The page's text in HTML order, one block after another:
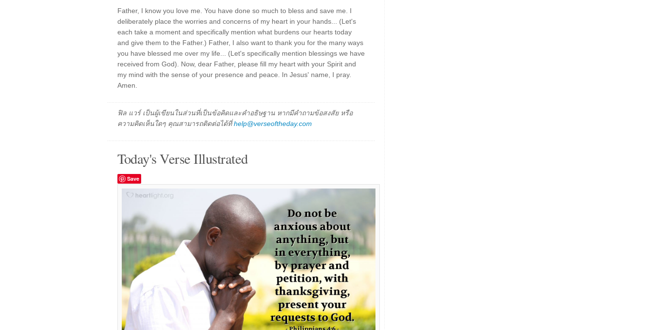
Father, I know you love me. You have done so much to bless and save me. I
deliberately place the worries and concerns of my heart in your hands... (Let's
each take a moment and specifically mention what burdens our hearts today
and give them to the Father.) Father, I also want to thank you for the many ways
you have blessed me over my life... (Let's specifically mention blessings we have
received from God). Now, dear Father, please fill my heart with your Spirit and
my mind with the sense of your presence and peace. In Jesus' name, I pray.
Amen.
ฟิล แวร์ เป็นผู้เขียนในส่วนที่เป็นข้อคิดและคำอธิษฐาน หากมีคำถามข้อสงสัย หรือ
ความคิดเห็นใดๆ คุณสามารถติดต่อได้ที่help@verseoftheday.com
Today's Verse Illustrated
Save